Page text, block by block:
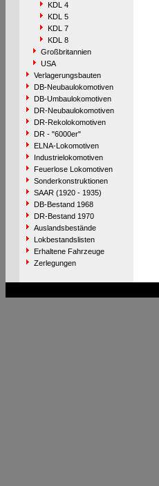
KDL 4
KDL 5
KDL 7
KDL 8
Großbritannien
USA
Verlagerungsbauten
DB-Neubaulokomotiven
DB-Umbaulokomotiven
DR-Neubaulokomotiven
DR-Rekolokomotiven
DR - "6000er"
ELNA-Lokomotiven
Industrielokomotiven
Feuerlose Lokomotiven
Sonderkonstruktionen
SAAR (1920 - 1935)
DB-Bestand 1968
DR-Bestand 1970
Auslandsbestände
Lokbestandslisten
Erhaltene Fahrzeuge
Zerlegungen